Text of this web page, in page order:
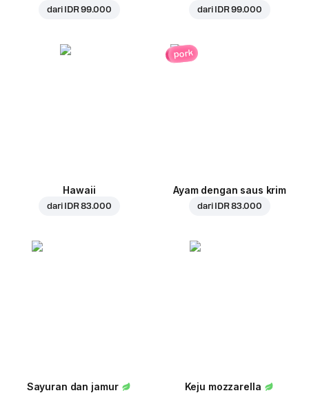
dari IDR 99.000 dari IDR 99.000
Hawaii
dari IDR 83.000
pork
Ayam dengan saus krim
dari IDR 83.000
Sayuran dan jamur Keju mozzarella